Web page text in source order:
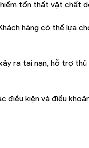
tổn thất vật chất
hàng có thể lựa
ra tai nạn, hỗ trợ
điều kiện và điều